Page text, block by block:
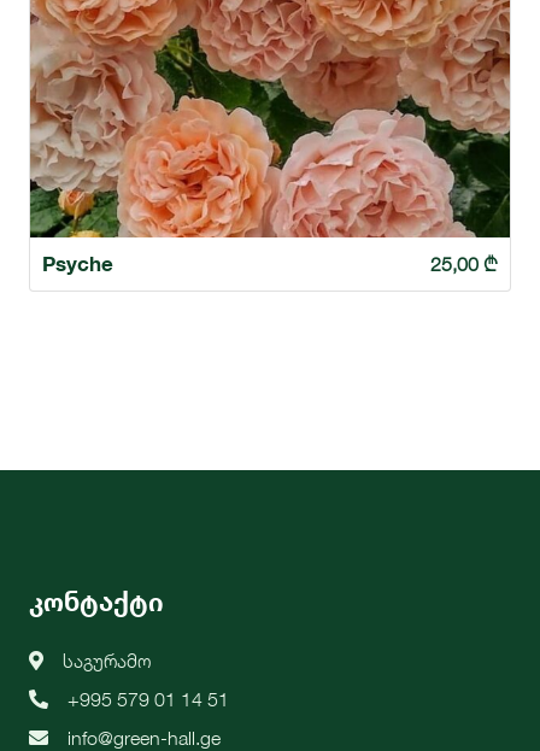
Psyche 25,00 ₾
კონტაქტი
საგურამო
+995 579 01 14 51
info@green-hall.ge